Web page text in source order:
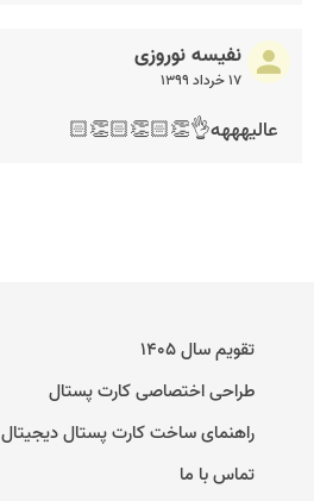
نفیسه نوروزی
۱۷ خرداد ۱۳۹۹
عالیهههه👌👏🏻👏🏻👏🏻
تقویم سال ۱۴۰۵
طراحی اختصاصی کارت پستال
راهنمای ساخت کارت پستال دیجیتال
تماس با ما